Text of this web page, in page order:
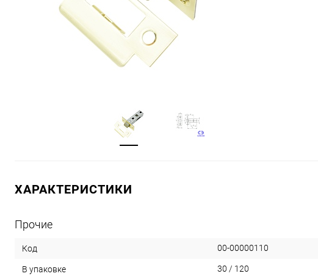
ХАРАКТЕРИСТИКИ
Прочие
Код 00-00000110
В упаковке 30 / 120